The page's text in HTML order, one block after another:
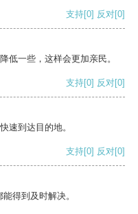
支持[0] 反对[0]
低一些，这样会更加亲民。
支持[0] 反对[0]
速到达目的地。
支持[0] 反对[0]
得到及时解决。